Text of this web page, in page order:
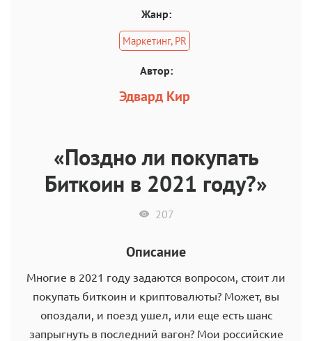
Жанр:
Маркетинг, PR
Автор:
Эдвард Кир
«Поздно ли покупать
Биткоин в 2021 году?»
207
Описание
Многие в 2021 году задаются вопросом, стоит ли
покупать биткоин и криптовалюты? Может, вы
опоздали, и поезд ушел, или еще есть шанс
запрыгнуть в последний вагон? Мои российские